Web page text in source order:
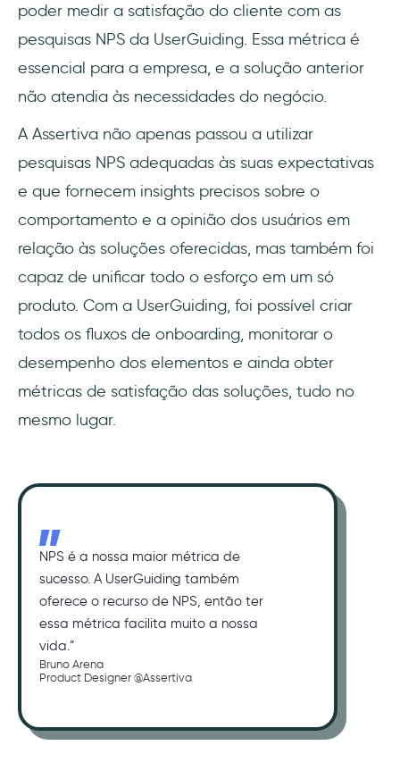
poder medir a satisfação do cliente com as
pesquisas NPS da UserGuiding. Essa métrica é
essencial para a empresa, e a solução anterior
não atendia às necessidades do negócio.
A Assertiva não apenas passou a utilizar
pesquisas NPS adequadas às suas expectativas
e que fornecem insights precisos sobre o
comportamento e a opinião dos usuários em
relação às soluções oferecidas, mas também foi
capaz de unificar todo o esforço em um só
produto. Com a UserGuiding, foi possível criar
todos os fluxos de onboarding, monitorar o
desempenho dos elementos e ainda obter
métricas de satisfação das soluções, tudo no
mesmo lugar.
NPS é a nossa maior métrica de
sucesso. A UserGuiding também
oferece o recurso de NPS, então ter
essa métrica facilita muito a nossa
vida.”
Bruno Arena
Product Designer @Assertiva